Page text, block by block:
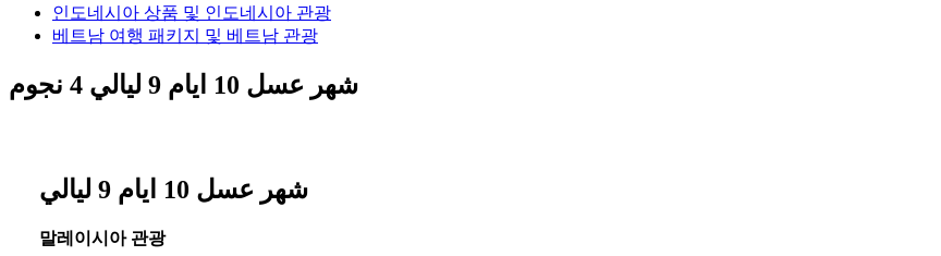
인도네시아 상품 및 인도네시아 관광
베트남 여행 패키지 및 베트남 관광
شهر عسل 10 ايام 9 ليالي 4 نجوم
شهر عسل 10 ايام 9 ليالي
말레이시아 관광